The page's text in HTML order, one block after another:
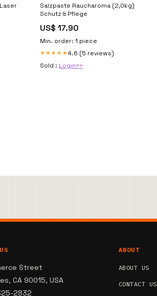
Salzpaste Raucharoma (2,0kg)
Schutz & Pflege
US$ 17.90
Min. order: 1 piece
★★★★★4.6 (5 reviews)
Sold : Login>>
Street
CA 90015, USA
2832
ABOUT
ABOUT US
CONTACT US